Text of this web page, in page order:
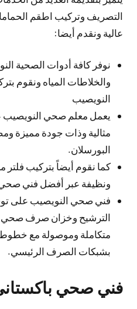
التصريف وتركيب اطقم
عالية ونقدم أيضا:
نوفر كافة أدوات الصحية
والخلاطات المياه ونقوم
النويصيب
يعمل معلم صحي
مثالية وذات جودة مميزة
البورسلان.
كما نقوم أيضاً بتركيب فلتر
ونظيفة عبر أفضل فني
فني صحي النويصيب على
الترشيح وخزان صرف صحي
متكاملة وموصولة مع
بشبكات الصرف الرئيسي.
فني صحي